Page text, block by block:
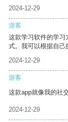
2024-12-29
游客
这款学习软件的学习
式。我可以根据自己
2024-12-29
游客
这款app就像我的社
2024-12-29